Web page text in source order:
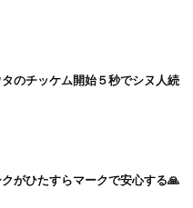
のチッケム開始５秒でシヌ人続
がひたすらマークで安心する🙏